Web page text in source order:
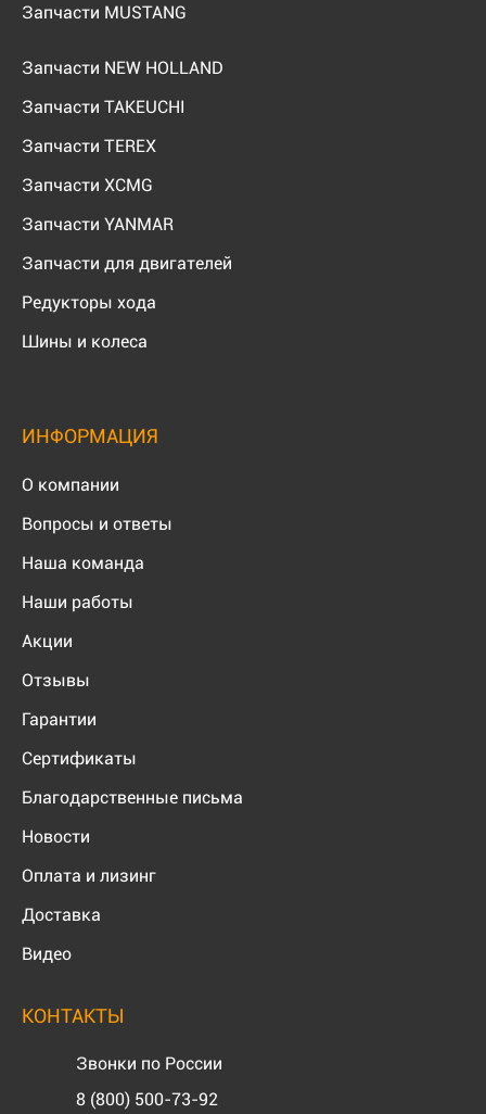
Запчасти MUSTANG
Запчасти NEW HOLLAND
Запчасти TAKEUCHI
Запчасти TEREX
Запчасти XCMG
Запчасти YANMAR
Запчасти для двигателей
Редукторы хода
Шины и колеса
ИНФОРМАЦИЯ
О компании
Вопросы и ответы
Наша команда
Наши работы
Акции
Отзывы
Гарантии
Сертификаты
Благодарственные письма
Новости
Оплата и лизинг
Доставка
Видео
КОНТАКТЫ
Звонки по России
8 (800) 500-73-92